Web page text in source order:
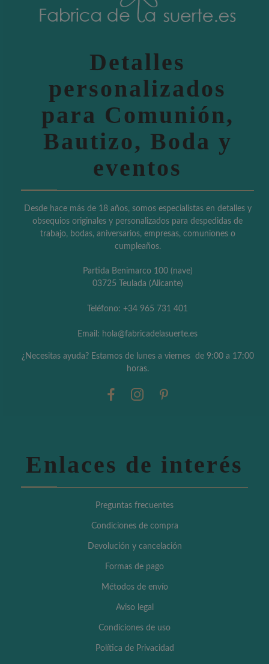
Detalles
personalizados
para Comunión,
Bautizo, Boda y
eventos
Desde hace más de 18 años, somos especialistas en detalles y
obsequios originales y personalizados para despedidas de
trabajo, bodas, aniversarios, empresas, comuniones o
cumpleaños.
Partida Benimarco 100 (nave)
03725 Teulada (Alicante)
Teléfono: +34 965 731 401
Email: hola@fabricadelasuerte.es
¿Necesitas ayuda? Estamos de lunes a viernes de 9:00 a 17:00
horas.
Enlaces de interés
Preguntas frecuentes
Condiciones de compra
Devolución y cancelación
Formas de pago
Métodos de envío
Aviso legal
Condiciones de uso
Política de Privacidad